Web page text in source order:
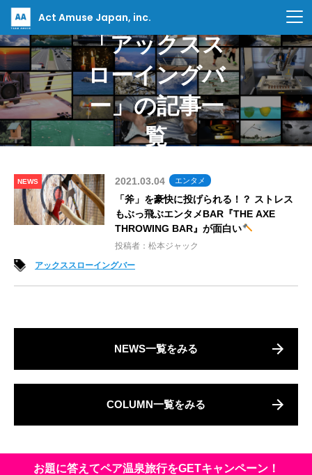
Act Amuse Japan, inc.
「アックスス
ローイングバ
ー」の記事一
覧
NEWS 2021.03.04 エンタメ
「斧」を豪快に投げられる！？ ストレス
もぶっ飛ぶエンタメBAR『THE AXE
THROWING BAR』が面白い
投稿者：松本ジャック
アックススローイングバー
NEWS一覧をみる
COLUMN一覧をみる
お題に答えてペア温泉旅行をGETキャンペーン！